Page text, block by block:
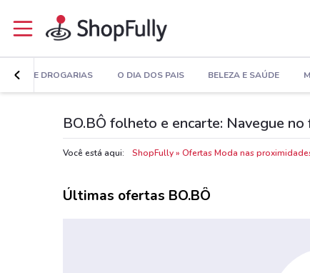
E DROGARIAS O DIA DOS PAIS BELEZA E SAÚDE
BO.BÔ folheto e encarte: Navegue no
Você está aqui: ShopFully Ofertas Moda nas
Últimas ofertas BO.BÔ